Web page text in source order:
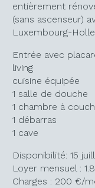
entièrement
(sans ascenseur)
Luxembourg-
Entrée avec
living
cuisine équipée
1 salle de douche
1 chambre à
1 débarras
1 cave
Disponibilité: 15
Loyer mensuel :
Charges : 200 €/